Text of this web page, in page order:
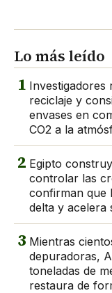
Lo más leído
1 Investigadores
reciclaje y
envases en
CO2 a la
2 Egipto
controlar las
confirman que
delta y acelera
3 Mientras
depuradoras,
toneladas de
restaura de